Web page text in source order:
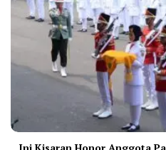
Ini Kisaran Honor Anggota